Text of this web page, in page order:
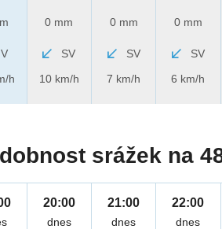
V
h
0 mm
SV
10 km/h
0 mm
SV
7 km/h
0 mm
SV
6 km/h
srážek na
20:00
dnes
21:00
dnes
22:00
dnes